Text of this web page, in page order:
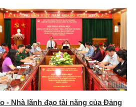
- Nhà lãnh đạo tài năng của Đảng